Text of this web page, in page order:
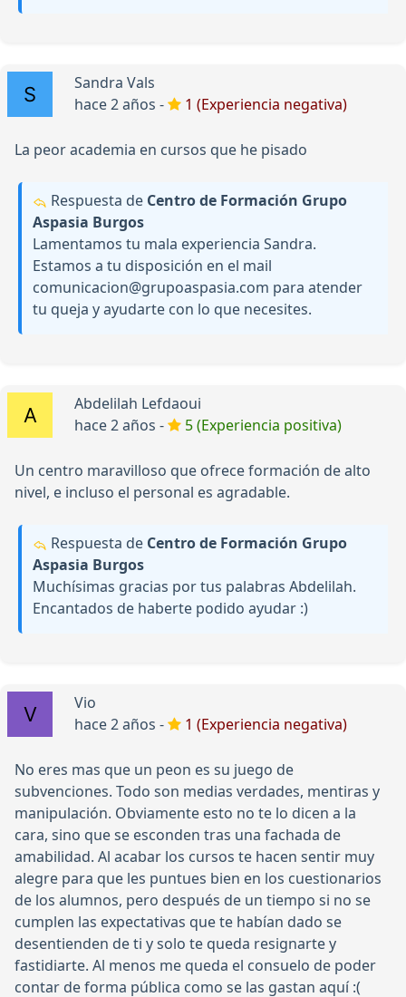
Sandra Vals
hace 2 años -
1 (Experiencia negativa)
La peor academia en cursos que he pisado
Respuesta de Centro de Formación Grupo
Aspasia Burgos
Lamentamos tu mala experiencia Sandra.
Estamos a tu disposición en el mail
comunicacion@grupoaspasia.com para atender
tu queja y ayudarte con lo que necesites.
Abdelilah Lefdaoui
hace 2 años -
5 (Experiencia positiva)
Un centro maravilloso que ofrece formación de alto
nivel, e incluso el personal es agradable.
Respuesta de Centro de Formación Grupo
Aspasia Burgos
Muchísimas gracias por tus palabras Abdelilah.
Encantados de haberte podido ayudar :)
Vio
hace 2 años -
1 (Experiencia negativa)
No eres mas que un peon es su juego de
subvenciones. Todo son medias verdades, mentiras y
manipulación. Obviamente esto no te lo dicen a la
cara, sino que se esconden tras una fachada de
amabilidad. Al acabar los cursos te hacen sentir muy
alegre para que les puntues bien en los cuestionarios
de los alumnos, pero después de un tiempo si no se
cumplen las expectativas que te habían dado se
desentienden de ti y solo te queda resignarte y
fastidiarte. Al menos me queda el consuelo de poder
contar de forma pública como se las gastan aquí :(